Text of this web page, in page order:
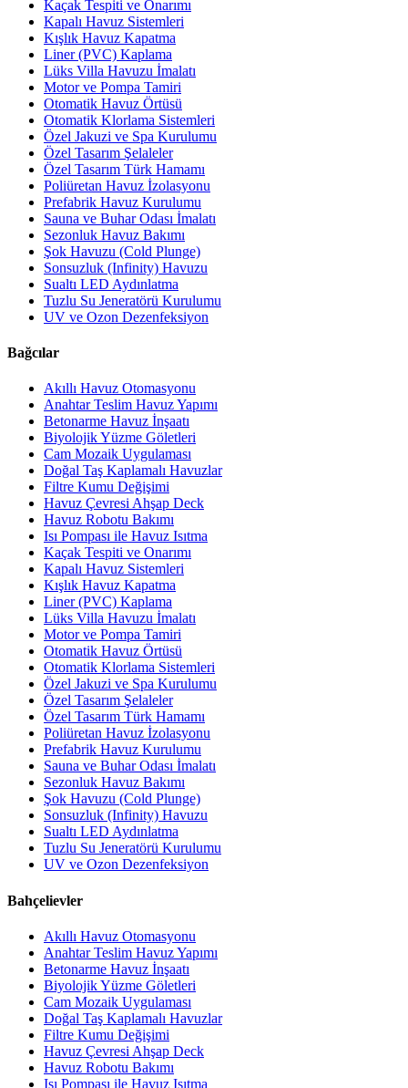
Kaçak Tespiti ve Onarımı
Kapalı Havuz Sistemleri
Kışlık Havuz Kapatma
Liner (PVC) Kaplama
Lüks Villa Havuzu İmalatı
Motor ve Pompa Tamiri
Otomatik Havuz Örtüsü
Otomatik Klorlama Sistemleri
Özel Jakuzi ve Spa Kurulumu
Özel Tasarım Şelaleler
Özel Tasarım Türk Hamamı
Poliüretan Havuz İzolasyonu
Prefabrik Havuz Kurulumu
Sauna ve Buhar Odası İmalatı
Sezonluk Havuz Bakımı
Şok Havuzu (Cold Plunge)
Sonsuzluk (Infinity) Havuzu
Sualtı LED Aydınlatma
Tuzlu Su Jeneratörü Kurulumu
UV ve Ozon Dezenfeksiyon
Bağcılar
Akıllı Havuz Otomasyonu
Anahtar Teslim Havuz Yapımı
Betonarme Havuz İnşaatı
Biyolojik Yüzme Göletleri
Cam Mozaik Uygulaması
Doğal Taş Kaplamalı Havuzlar
Filtre Kumu Değişimi
Havuz Çevresi Ahşap Deck
Havuz Robotu Bakımı
Isı Pompası ile Havuz Isıtma
Kaçak Tespiti ve Onarımı
Kapalı Havuz Sistemleri
Kışlık Havuz Kapatma
Liner (PVC) Kaplama
Lüks Villa Havuzu İmalatı
Motor ve Pompa Tamiri
Otomatik Havuz Örtüsü
Otomatik Klorlama Sistemleri
Özel Jakuzi ve Spa Kurulumu
Özel Tasarım Şelaleler
Özel Tasarım Türk Hamamı
Poliüretan Havuz İzolasyonu
Prefabrik Havuz Kurulumu
Sauna ve Buhar Odası İmalatı
Sezonluk Havuz Bakımı
Şok Havuzu (Cold Plunge)
Sonsuzluk (Infinity) Havuzu
Sualtı LED Aydınlatma
Tuzlu Su Jeneratörü Kurulumu
UV ve Ozon Dezenfeksiyon
Bahçelievler
Akıllı Havuz Otomasyonu
Anahtar Teslim Havuz Yapımı
Betonarme Havuz İnşaatı
Biyolojik Yüzme Göletleri
Cam Mozaik Uygulaması
Doğal Taş Kaplamalı Havuzlar
Filtre Kumu Değişimi
Havuz Çevresi Ahşap Deck
Havuz Robotu Bakımı
Isı Pompası ile Havuz Isıtma